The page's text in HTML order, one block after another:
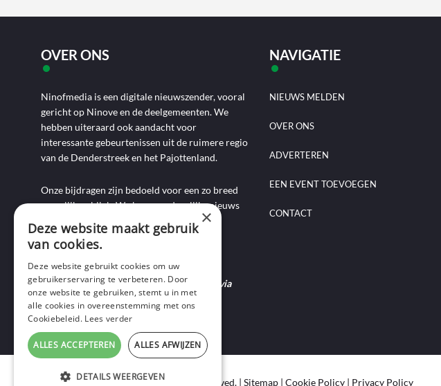
OVER ONS
Ninofmedia is een digitale nieuwszender, vooral
gericht op Ninove en de deelgemeenten. We
hebben uiteraard ook aandacht voor
interessante gebeurtenissen uit de ruimere regio
van de Denderstreek en het Pajottenland.
Onze bijdragen zijn bedoeld voor een zo breed
mogelijk publiek. We brengen dagelijks nieuws
aan de hand van artikels, foto-, audio- en
videoverslagen, interviews, reportages en
commentaarstukken.
Heb je nieuws te melden? Contacteer ons via
mail of bel ons op 0495-69 32 72.
NAVIGATIE
NIEUWS MELDEN
OVER ONS
ADVERTEREN
EEN EVENT TOEVOEGEN
CONTACT
Copyright © 2020 Ninof Media. All Rights Reserved. | Sitemap | Cookie Policy | Privacy Policy
×
Deze website maakt gebruik
van cookies.
Deze website gebruikt cookies om uw
gebruikerservaring te verbeteren. Door
onze website te gebruiken, stemt u in met
alle cookies in overeenstemming met ons
Cookiebeleid. Lees verder
ALLES ACCEPTEREN ALLES AFWIJZEN
DETAILS WEERGEVEN